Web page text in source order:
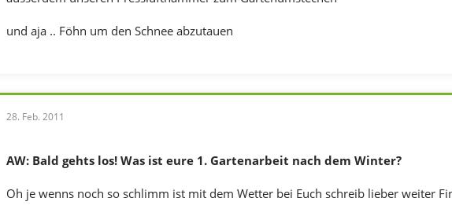
und aja .. Föhn um den Schnee abzutauen
28. Feb. 2011
AW: Bald gehts los! Was ist eure 1. Gartenarbeit nach dem Winter?
Oh je wenns noch so schlimm ist mit dem Wetter bei Euch schreib lieber weiter